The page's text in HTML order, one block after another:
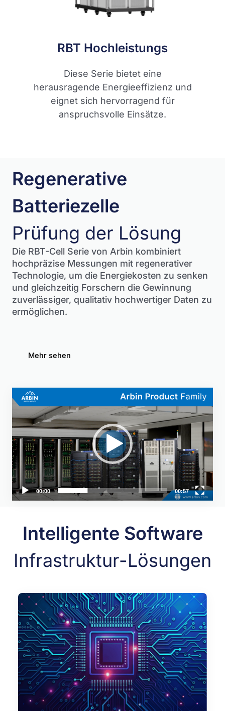
RBT Hochleistungs
Diese Serie bietet eine
herausragende Energieeffizienz und
eignet sich hervorragend für
anspruchsvolle Einsätze.
Regenerative
Batteriezelle
Prüfung der Lösung
Die RBT-Cell Serie von Arbin kombiniert
hochpräzise Messungen mit regenerativer
Technologie, um die Energiekosten zu senken
und gleichzeitig Forschern die Gewinnung
zuverlässiger, qualitativ hochwertiger Daten zu
ermöglichen.
Mehr sehen
Video-
Player
00:00 00:57
Intelligente Software
Infrastruktur-Lösungen